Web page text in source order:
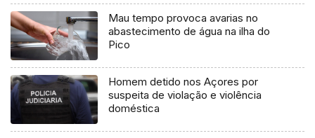
Mau tempo provoca avarias no
abastecimento de água na ilha do
Pico
Homem detido nos Açores por
suspeita de violação e violência
doméstica